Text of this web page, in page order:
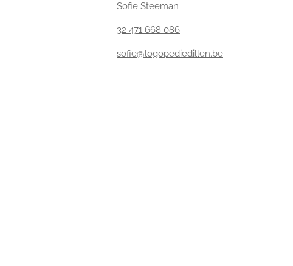
Sofie Steeman
32 471 668 086
sofie@logopediedillen.be